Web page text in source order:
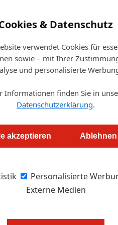
& Datenschutz
verwendet Cookies für
sowie – mit Ihrer
und personalisierte
Informationen finden Sie in
Datenschutzerklärung.
akzeptieren Ablehnen
Personalisierte
Externe Medien
Was
Thomas Askan Vierich
Eine gefälschte Bewertung
Vergleichsplattformen wie
Online-
transparent abläuft.